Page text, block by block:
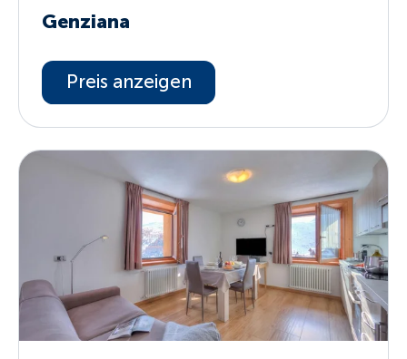
Genziana
Preis anzeigen